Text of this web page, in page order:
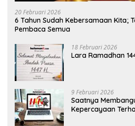
20 Februari 2026
6 Tahun Sudah Kebersamaan Kita;
Pembaca Semua
18 Februari 2026
Lara Ramadhan
9 Februari 2026
Saatnya
Kepercayaan